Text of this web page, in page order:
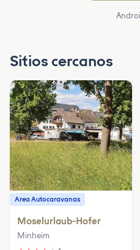
Sitios cercanos
Area Autocaravanas
Moselurlaub-Hofer
Minheim